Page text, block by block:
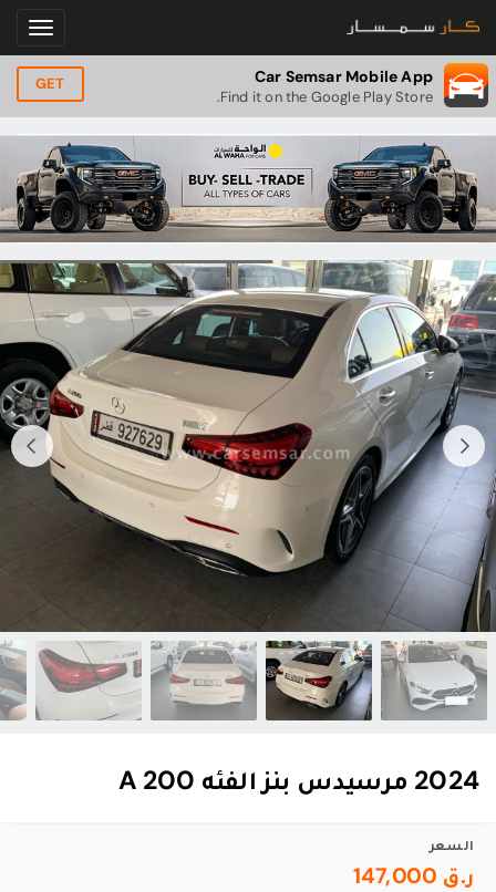
Car Semsar Mobile App
Find it on the Google Play Store.
GET
2024 مرسيدس بنز الفئه A 200
السعر
ر.ق 147,000